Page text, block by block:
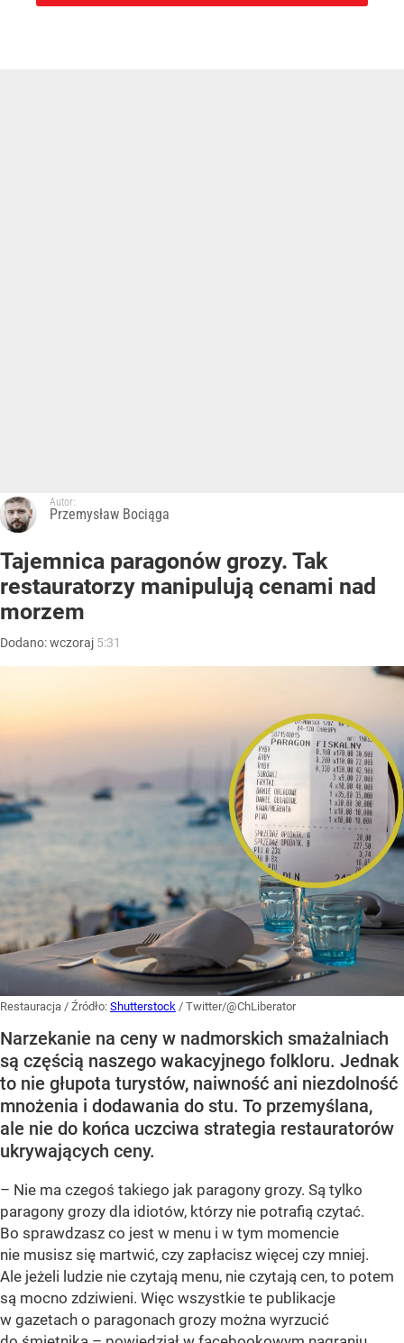
Autor:
Przemysław Bociąga
Tajemnica paragonów grozy. Tak
restauratorzy manipulują cenami nad
morzem
Dodano:wczoraj 5:31
Restauracja / Źródło: Shutterstock / Twitter/@ChLiberator
Narzekanie na ceny w nadmorskich smażalniach
są częścią naszego wakacyjnego folkloru. Jednak
to nie głupota turystów, naiwność ani niezdolność
mnożenia i dodawania do stu. To przemyślana,
ale nie do końca uczciwa strategia restauratorów
ukrywających ceny.
– Nie ma czegoś takiego jak paragony grozy. Są tylko
paragony grozy dla idiotów, którzy nie potrafią czytać.
Bo sprawdzasz co jest w menu i w tym momencie
nie musisz się martwić, czy zapłacisz więcej czy mniej.
Ale jeżeli ludzie nie czytają menu, nie czytają cen, to potem
są mocno zdziwieni. Więc wszystkie te publikacje
w gazetach o paragonach grozy można wyrzucić